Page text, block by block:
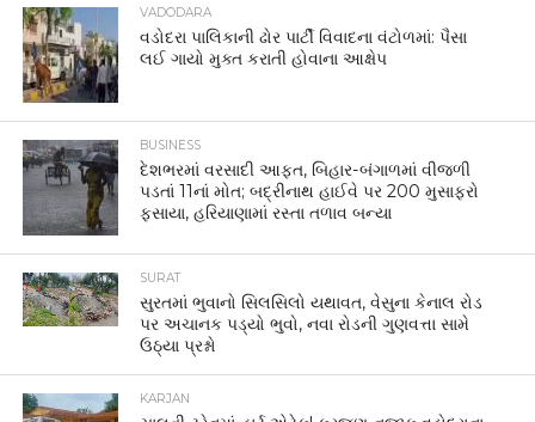
VADODARA
વડોદરા પાલિકાની ઢોર પાર્ટી વિવાદના વંટોળમાં: પૈસા
લઈ ગાયો મુક્ત કરાતી હોવાના આક્ષેપ
BUSINESS
દેશભરમાં વરસાદી આફત, બિહાર-બંગાળમાં વીજળી
પડતાં 11નાં મોત; બદ્રીનાથ હાઈવે પર 200 મુસાફરો
ફસાયા, હરિયાણામાં રસ્તા તળાવ બન્યા
SURAT
સુરતમાં ભુવાનો સિલસિલો યથાવત, વેસુના કેનાલ રોડ
પર અચાનક પડ્યો ભુવો, નવા રોડની ગુણવત્તા સામે
ઉઠ્યા પ્રશ્નો
KARJAN